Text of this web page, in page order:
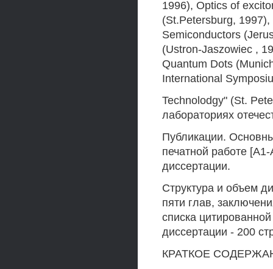
1996), Optics of
(St.Petersburg,
Semiconductors
(Ustron-Jaszowiec ,
Quantum Dots
International
Technolodgy" (St.
лабораториях
Публикации.
печатной работе
диссертации.
Структура и объем
пяти глав,
списка
диссертации - 200
КРАТКОЕ